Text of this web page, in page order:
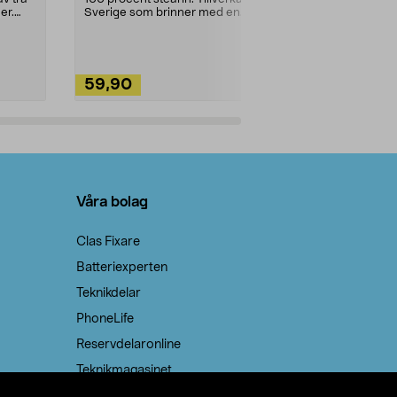
Sverige som brinner med en
59,90
Våra bolag
Clas Fixare
Batteriexperten
Teknikdelar
PhoneLife
Reservdelaronline
Teknikmagasinet